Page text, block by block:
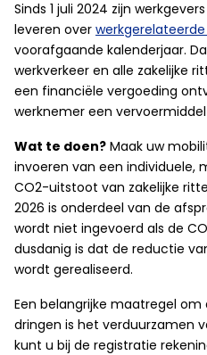
Sinds 1 juli 2024 zijn
leveren over
voorafgaande kalenderjaar.
werkverkeer en alle zakelijke
een financiële vergoeding
werknemer een
Wat te doen? Maak uw
invoeren van een individuele,
CO2-uitstoot van zakelijke
2026 is onderdeel van de
wordt niet ingevoerd als de
dusdanig is dat de reductie
wordt gerealiseerd.
Een belangrijke maatregel
dringen is het verduurzamen
kunt u bij de registratie